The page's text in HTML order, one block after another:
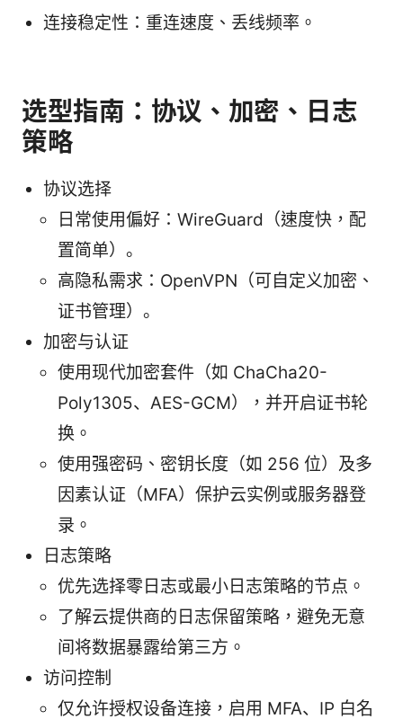
连接稳定性：重连速度、丢线频率。
选型指南：协议、加密、日志
策略
协议选择
日常使用偏好：WireGuard（速度快，配
置简单）。
高隐私需求：OpenVPN（可自定义加密、
证书管理）。
加密与认证
使用现代加密套件（如 ChaCha20-
Poly1305、AES-GCM），并开启证书轮
换。
使用强密码、密钥长度（如 256 位）及多
因素认证（MFA）保护云实例或服务器登
录。
日志策略
优先选择零日志或最小日志策略的节点。
了解云提供商的日志保留策略，避免无意
间将数据暴露给第三方。
访问控制
仅允许授权设备连接，启用 MFA、IP 白名